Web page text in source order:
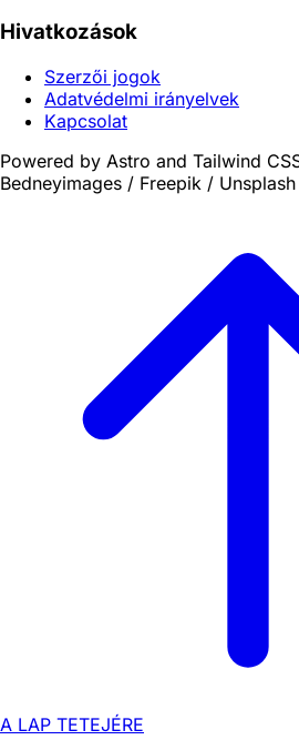
Hivatkozások
Szerzői jogok
Adatvédelmi irányelvek
Kapcsolat
Powered by Astro and Tailwind
Bedneyimages / Freepik / Unsplash
A LAP TETEJÉRE